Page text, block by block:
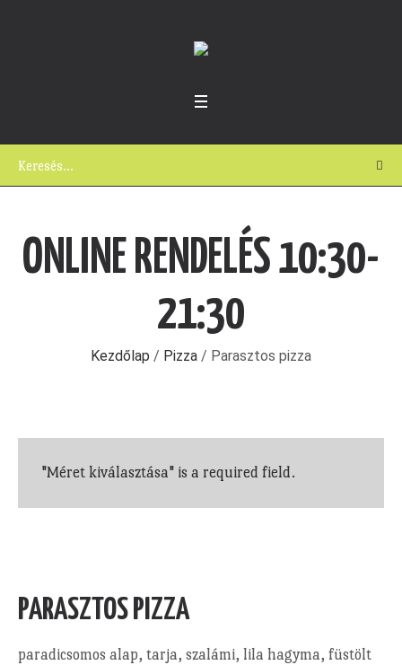
ONLINE RENDELÉS 10:30-
21:30
Kezdőlap / Pizza / Parasztos pizza
"Méret kiválasztása" is a required field.
PARASZTOS PIZZA
paradicsomos alap, tarja, szalámi, lila hagyma, füstölt